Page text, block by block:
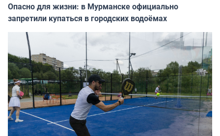
Опасно для жизни: в Мурманске официально
запретили купаться в городских водоёмах